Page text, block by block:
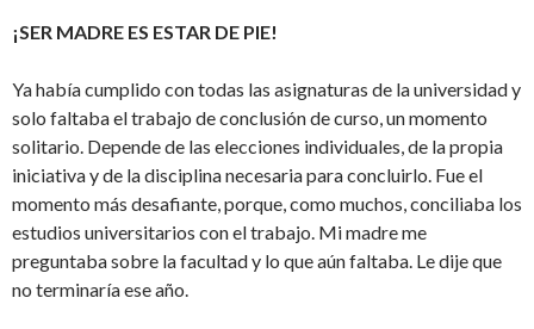
¡SER MADRE ES ESTAR DE PIE!
Ya había cumplido con todas las asignaturas de la universidad y
solo faltaba el trabajo de conclusión de curso, un momento
solitario. Depende de las elecciones individuales, de la propia
iniciativa y de la disciplina necesaria para concluirlo. Fue el
momento más desafiante, porque, como muchos, conciliaba los
estudios universitarios con el trabajo. Mi madre me
preguntaba sobre la facultad y lo que aún faltaba. Le dije que
no terminaría ese año.